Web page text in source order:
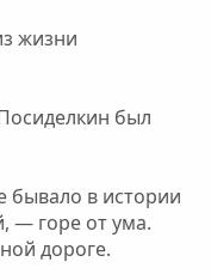
жизни
был
в истории
— горе от ума.
дороге.